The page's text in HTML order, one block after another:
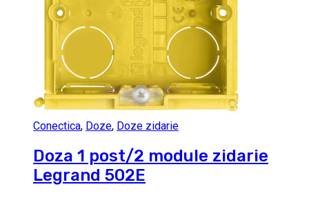
Conectica, Doze, Doze zidarie
Doza 1 post/2 module zidarie
Legrand 502E